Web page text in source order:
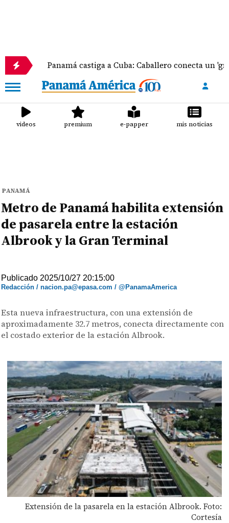
Panamá castiga a Cuba: Caballero conecta un 'grand slam'
videos premium e-papper mis noticias
PANAMÁ
Metro de Panamá habilita extensión
de pasarela entre la estación
Albrook y la Gran Terminal
Publicado 2025/10/27 20:15:00
Redacción / nacion.pa@epasa.com / @PanamaAmerica
Esta nueva infraestructura, con una extensión de
aproximadamente 32.7 metros, conecta directamente con
el costado exterior de la estación Albrook.
Extensión de la pasarela en la estación Albrook. Foto:
Cortesía